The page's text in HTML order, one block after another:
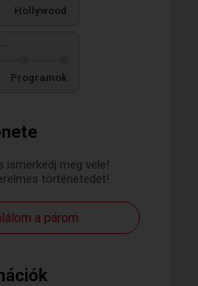
ismerkedj meg vele!
történetedet!
a párom
Hollywood
Programok